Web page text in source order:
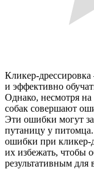
Кликер-
и эффективно
Однако, несмотря
собак совершают
Эти ошибки могут
путаницу у
ошибки при кликер-
их избежать, чтобы
результативным для